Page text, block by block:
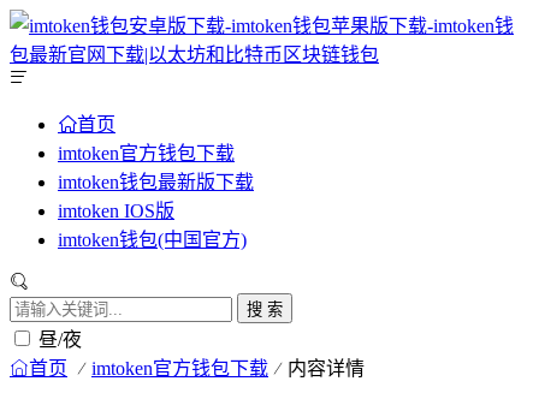
首页
imtoken官方钱包下载
imtoken钱包最新版下载
imtoken IOS版
imtoken钱包(中国官方)
搜 索
昼/夜
首页 imtoken官方钱包下载 内容详情